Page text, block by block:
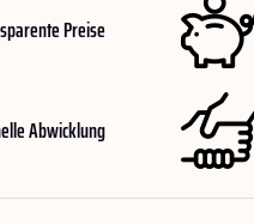
Preise
Abwicklung